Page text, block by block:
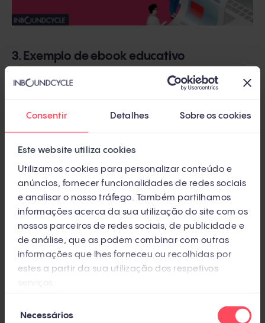
Consentir Detalhes Sobre os cookies
Este website utiliza cookies
Utilizamos cookies para personalizar conteúdo e
anúncios, fornecer funcionalidades de redes sociais
e analisar o nosso tráfego. Também partilhamos
informações acerca da sua utilização do site com os
nossos parceiros de redes sociais, de publicidade e
de análise, que as podem combinar com outras
informações que lhes forneceu ou recolhidas por
estes a partir da sua utilização dos respetivos
deNecessários
3. Exemplo de ebook educativo